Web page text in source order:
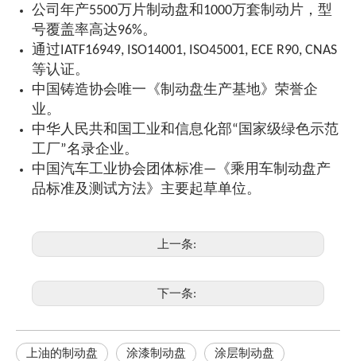
公司年产5500万片制动盘和1000万套制动片，型
号覆盖率高达96%。
通过IATF16949, ISO14001, ISO45001, ECE R90, CNAS
等认证。
中国铸造协会唯一《制动盘生产基地》荣誉企
业。
中华人民共和国工业和信息化部“国家级绿色示范
工厂”名录企业。
中国汽车工业协会团体标准—《乘用车制动盘产
品标准及测试方法》主要起草单位。
上一条:
下一条:
上油的制动盘 涂漆制动盘 涂层制动盘